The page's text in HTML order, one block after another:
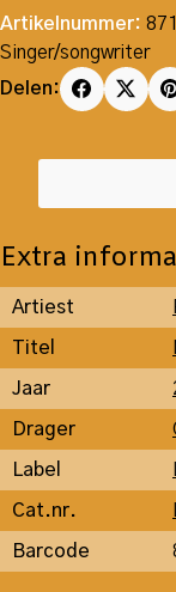
Artikelnummer:
Singer/songwriter
Delen:
Extra
Artiest
Titel
Jaar
Drager
Label
Cat.nr.
Barcode